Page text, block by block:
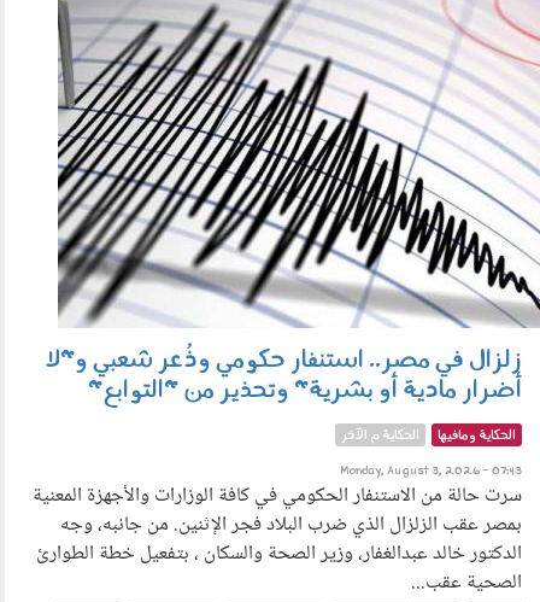
030801.jpg
زلزال في مصر.. استنفار حكومي وذُعر شعبي و"لا
أضرار مادية أو بشرية" وتحذير من "التوابع"
الحكاية ومافيها الحكاية م الآخر
Monday, August 3, 2026 - 07:43
سرت حالة من الاستنفار الحكومي في كافة الوزارات والأجهزة المعنية
بمصر عقب الزلزال الذي ضرب البلاد فجر الإثنين. من جانبه، وجه
الدكتور خالد عبدالغفار، وزير الصحة والسكان ، بتفعيل خطة الطوارئ
الصحية عقب...